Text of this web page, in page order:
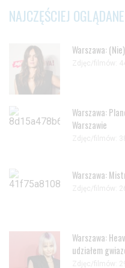
NAJCZĘŚCIEJ
Warszawa:
Zdjęc/filmów:
Warszawa:
Warszawie
Zdjęc/filmów: 38
Warszawa:
Zdjęc/filmów: 26
Warszawa:
udziałem
Zdjęc/filmów: